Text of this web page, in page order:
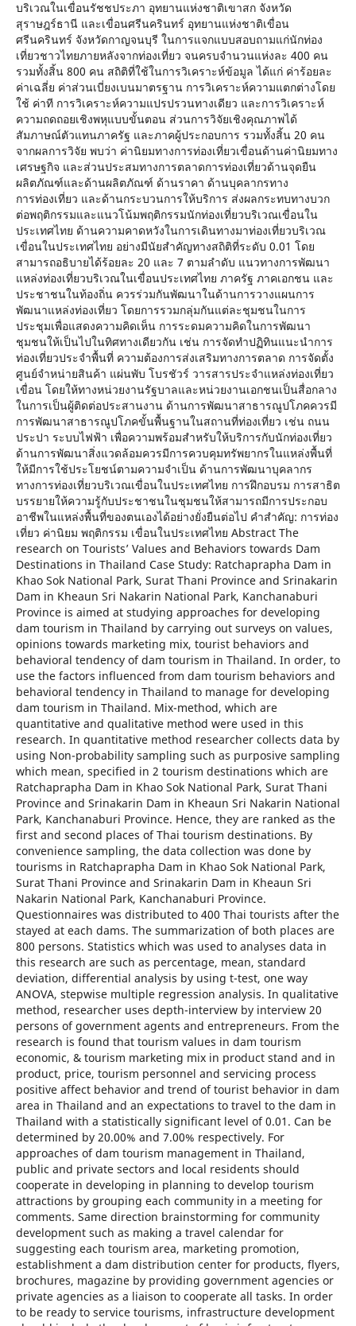
บริเวณในเขื่อนรัชชประภา อุทยานแห่งชาติเขาสก จังหวัด
สุราษฎร์ธานี และเขื่อนศรีนครินทร์ อุทยานแห่งชาติเขื่อน
ศรีนครินทร์ จังหวัดกาญจนบุรี ในการแจกแบบสอบถามแก่นักท่อง
เที่ยวชาวไทยภายหลังจากท่องเที่ยว จนครบจำนวนแห่งละ 400 คน
รวมทั้งสิ้น 800 คน สถิติที่ใช้ในการวิเคราะห์ข้อมูล ได้แก่ ค่าร้อยละ
ค่าเฉลี่ย ค่าส่วนเบี่ยงเบนมาตรฐาน การวิเคราะห์ความแตกต่างโดย
ใช้ ค่าที การวิเคราะห์ความแปรปรวนทางเดียว และการวิเคราะห์
ความถดถอยเชิงพหุแบบขั้นตอน ส่วนการวิจัยเชิงคุณภาพได้
สัมภาษณ์ตัวแทนภาครัฐ และภาคผู้ประกอบการ รวมทั้งสิ้น 20 คน
จากผลการวิจัย พบว่า ค่านิยมทางการท่องเที่ยวเขื่อนด้านค่านิยมทาง
เศรษฐกิจ และส่วนประสมทางการตลาดการท่องเที่ยวด้านจุดยืน
ผลิตภัณฑ์และด้านผลิตภัณฑ์ ด้านราคา ด้านบุคลากรทาง
การท่องเที่ยว และด้านกระบวนการให้บริการ ส่งผลกระทบทางบวก
ต่อพฤติกรรมและแนวโน้มพฤติกรรมนักท่องเที่ยวบริเวณเขื่อนใน
ประเทศไทย ด้านความคาดหวังในการเดินทางมาท่องเที่ยวบริเวณ
เขื่อนในประเทศไทย อย่างมีนัยสำคัญทางสถิติที่ระดับ 0.01 โดย
สามารถอธิบายได้ร้อยละ 20 และ 7 ตามลำดับ แนวทางการพัฒนา
แหล่งท่องเที่ยวบริเวณในเขื่อนประเทศไทย ภาครัฐ ภาคเอกชน และ
ประชาชนในท้องถิ่น ควรร่วมกันพัฒนาในด้านการวางแผนการ
พัฒนาแหล่งท่องเที่ยว โดยการรวมกลุ่มกันแต่ละชุมชนในการ
ประชุมเพื่อแสดงความคิดเห็น การระดมความคิดในการพัฒนา
ชุมชนให้เป็นไปในทิศทางเดียวกัน เช่น การจัดทำปฏิทินแนะนำการ
ท่องเที่ยวประจำพื้นที่ ความต้องการส่งเสริมทางการตลาด การจัดตั้ง
ศูนย์จำหน่ายสินค้า แผ่นพับ โบรชัวร์ วารสารประจำแหล่งท่องเที่ยว
เขื่อน โดยให้ทางหน่วยงานรัฐบาลและหน่วยงานเอกชนเป็นสื่อกลาง
ในการเป็นผู้ติดต่อประสานงาน ด้านการพัฒนาสาธารณูปโภคควรมี
การพัฒนาสาธารณูปโภคขั้นพื้นฐานในสถานที่ท่องเที่ยว เช่น ถนน
ประปา ระบบไฟฟ้า เพื่อความพร้อมสำหรับให้บริการกับนักท่องเที่ยว
ด้านการพัฒนาสิ่งแวดล้อมควรมีการควบคุมทรัพยากรในแหล่งพื้นที่
ให้มีการใช้ประโยชน์ตามความจำเป็น ด้านการพัฒนาบุคลากร
ทางการท่องเที่ยวบริเวณเขื่อนในประเทศไทย การฝึกอบรม การสาธิต
บรรยายให้ความรู้กับประชาชนในชุมชนให้สามารถมีการประกอบ
อาชีพในแหล่งพื้นที่ของตนเองได้อย่างยั่งยืนต่อไป คำสำคัญ: การท่อง
เที่ยว ค่านิยม พฤติกรรม เขื่อนในประเทศไทย Abstract The
research on Tourists’ Values and Behaviors towards Dam
Destinations in Thailand Case Study: Ratchaprapha Dam in
Khao Sok National Park, Surat Thani Province and Srinakarin
Dam in Kheaun Sri Nakarin National Park, Kanchanaburi
Province is aimed at studying approaches for developing
dam tourism in Thailand by carrying out surveys on values,
opinions towards marketing mix, tourist behaviors and
behavioral tendency of dam tourism in Thailand. In order, to
use the factors influenced from dam tourism behaviors and
behavioral tendency in Thailand to manage for developing
dam tourism in Thailand. Mix-method, which are
quantitative and qualitative method were used in this
research. In quantitative method researcher collects data by
using Non-probability sampling such as purposive sampling
which mean, specified in 2 tourism destinations which are
Ratchaprapha Dam in Khao Sok National Park, Surat Thani
Province and Srinakarin Dam in Kheaun Sri Nakarin National
Park, Kanchanaburi Province. Hence, they are ranked as the
first and second places of Thai tourism destinations. By
convenience sampling, the data collection was done by
tourisms in Ratchaprapha Dam in Khao Sok National Park,
Surat Thani Province and Srinakarin Dam in Kheaun Sri
Nakarin National Park, Kanchanaburi Province.
Questionnaires was distributed to 400 Thai tourists after the
stayed at each dams. The summarization of both places are
800 persons. Statistics which was used to analyses data in
this research are such as percentage, mean, standard
deviation, differential analysis by using t-test, one way
ANOVA, stepwise multiple regression analysis. In qualitative
method, researcher uses depth-interview by interview 20
persons of government agents and entrepreneurs. From the
research is found that tourism values in dam tourism
economic, & tourism marketing mix in product stand and in
product, price, tourism personnel and servicing process
positive affect behavior and trend of tourist behavior in dam
area in Thailand and an expectations to travel to the dam in
Thailand with a statistically significant level of 0.01. Can be
determined by 20.00% and 7.00% respectively. For
approaches of dam tourism management in Thailand,
public and private sectors and local residents should
cooperate in developing in planning to develop tourism
attractions by grouping each community in a meeting for
comments. Same direction brainstorming for community
development such as making a travel calendar for
suggesting each tourism area, marketing promotion,
establishment a dam distribution center for products, flyers,
brochures, magazine by providing government agencies or
private agencies as a liaison to cooperate all tasks. In order
to be ready to service tourisms, infrastructure development